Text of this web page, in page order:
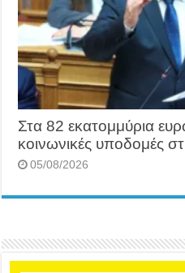
Στα 82 εκατομμύρια
κοινωνικές υποδομές
05/08/2026